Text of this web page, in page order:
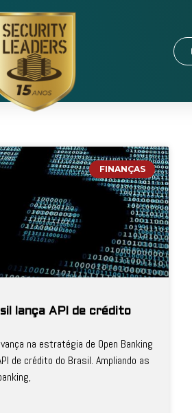
FINANÇAS
lança API de crédito
na estratégia de Open Banking
de crédito do Brasil. Ampliando as